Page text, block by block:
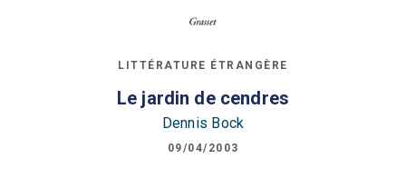
LITTÉRATURE ÉTRANGÈRE
Le jardin de cendres
Dennis Bock
09/04/2003